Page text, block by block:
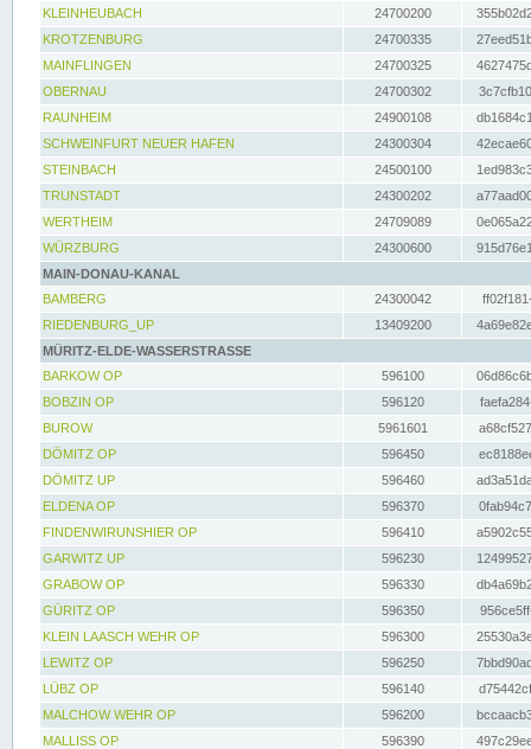
KLEINHEUBACH 24700200
KROTZENBURG
24700335
MAINFLINGEN
24700325
OBERNAU
24700302
RAUNHEIM
24900108
SCHWEINFURT NEUER HAFEN
24300304
STEINBACH
24500100
TRUNSTADT
24300202
WERTHEIM
24709089
WÜRZBURG
24300600
MAIN-DONAU-KANAL
BAMBERG
24300042
RIEDENBURG_UP
13409200
MÜRITZ-ELDE-WASSERSTRASSE
BARKOW OP
596100
BOBZIN OP
596120
BUROW
5961601
DÖMITZ OP
596450
DÖMITZ UP
596460
ELDENA OP
596370
FINDENWIRUNSHIER OP
596410
GARWITZ UP
596230
GRABOW OP
596330
GÜRITZ OP
596350
KLEIN LAASCH WEHR OP
596300
LEWITZ OP
596250
LÜBZ OP
596140
MALCHOW WEHR OP
596200
MALLISS OP
596390